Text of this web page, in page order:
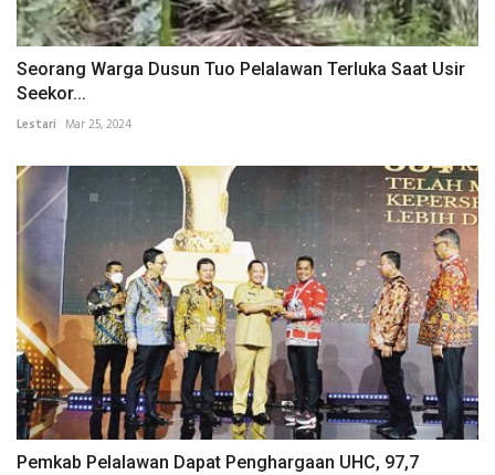
Seorang Warga Dusun Tuo Pelalawan Terluka Saat Usir
Seekor...
Lestari Mar 25, 2024
Pemkab Pelalawan Dapat Penghargaan UHC, 97,7